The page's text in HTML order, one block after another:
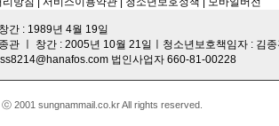
간 : 1989년 4월 19일
관 ㅣ 창간 : 2005년 10월 21일ㅣ청소년보호책임자 : 김
법인사업자 660-81-00228
2001 sungnammail.co.kr All rights reserved.